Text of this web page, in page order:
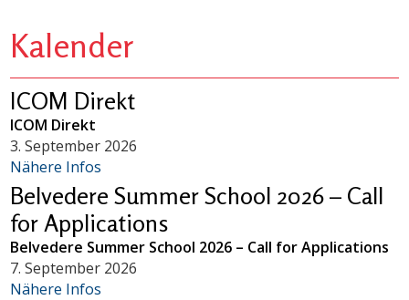
Kalender
ICOM Direkt
ICOM Direkt
3. September 2026
Nähere Infos
Belvedere Summer School 2026 – Call
for Applications
Belvedere Summer School 2026 – Call for Applications
7. September 2026
Nähere Infos